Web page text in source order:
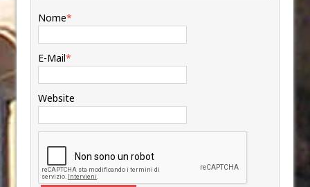
Nome*
E-Mail*
Website